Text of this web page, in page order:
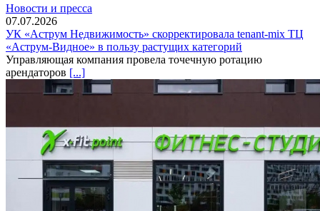
Новости и пресса
07.07.2026
УК «Аструм Недвижимость» скорректировала tenant-mix ТЦ
«Аструм-Видное» в пользу растущих категорий
Управляющая компания провела точечную ротацию
арендаторов [...]